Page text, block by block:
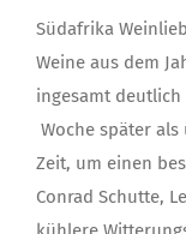
Südafrika
Weine aus dem
ingesamt
Woche später
Zeit, um einen
Conrad Schutte,